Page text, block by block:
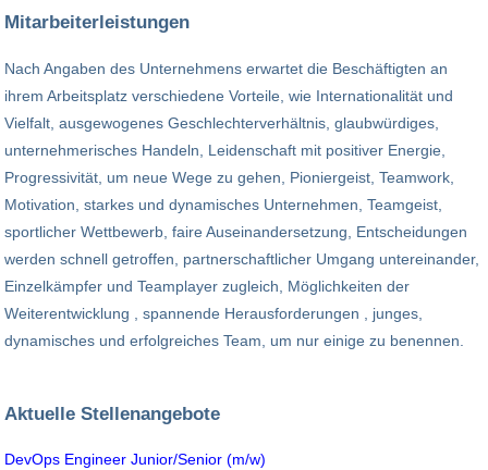
Mitarbeiterleistungen
Nach Angaben des Unternehmens erwartet die Beschäftigten an
ihrem Arbeitsplatz verschiedene Vorteile, wie Internationalität und
Vielfalt, ausgewogenes Geschlechterverhältnis, glaubwürdiges,
unternehmerisches Handeln, Leidenschaft mit positiver Energie,
Progressivität, um neue Wege zu gehen, Pioniergeist, Teamwork,
Motivation, starkes und dynamisches Unternehmen, Teamgeist,
sportlicher Wettbewerb, faire Auseinandersetzung, Entscheidungen
werden schnell getroffen, partnerschaftlicher Umgang untereinander,
Einzelkämpfer und Teamplayer zugleich, Möglichkeiten der
Weiterentwicklung , spannende Herausforderungen , junges,
dynamisches und erfolgreiches Team, um nur einige zu benennen.
Aktuelle Stellenangebote
DevOps Engineer Junior/Senior (m/w)